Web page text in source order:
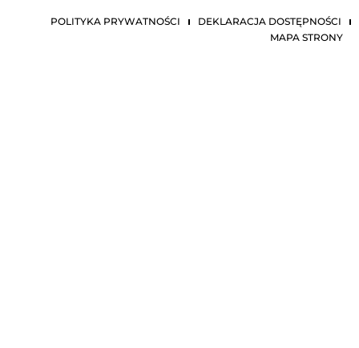
POLITYKA PRYWATNOŚCI
DEKLARACJA DOSTĘPNOŚCI
MAPA STRONY